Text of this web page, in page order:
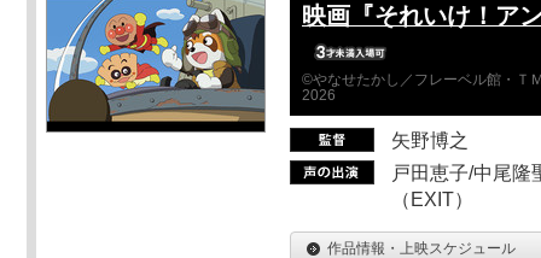
映画『それいけ！ア
©やなせたかし／フレーベル館・Ｔ
2026
矢野博之
戸田恵子/中尾隆
（EXIT）
作品情報・上映スケジュール